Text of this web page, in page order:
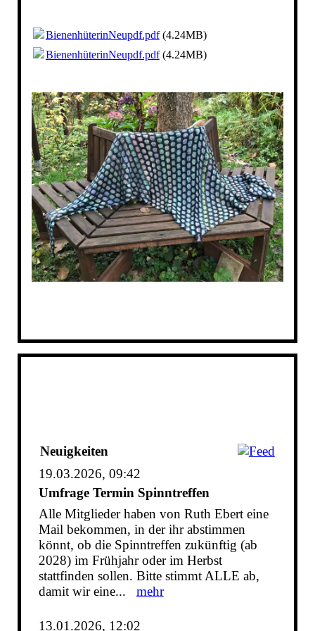
BienenhüterinNeupdf.pdf(4.24MB)
BienenhüterinNeupdf.pdf(4.24MB)
Neuigkeiten
19.03.2026, 09:42
Umfrage Termin Spinntreffen
Alle Mitglieder haben von Ruth Ebert eine
Mail bekommen, in der ihr abstimmen
könnt, ob die Spinntreffen zukünftig (ab
2028) im Frühjahr oder im Herbst
stattfinden sollen. Bitte stimmt ALLE ab,
damit wir eine... mehr
13.01.2026, 12:02